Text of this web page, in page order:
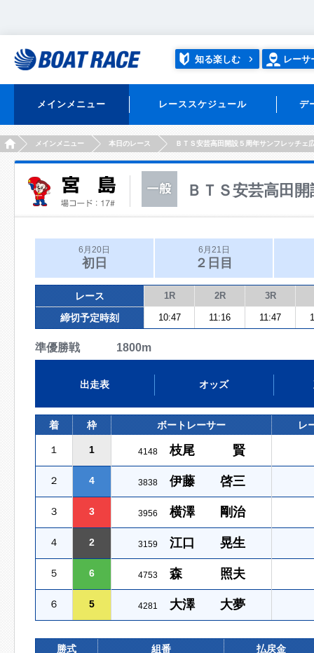
知る楽しむ レーサ
メインメニュー レーススケジュール デ
HOMEメインメニュー 本日のレース ＢＴＳ安芸高田開設５周年サンフレッチェ
ＢＴＳ安芸高田
6月20日
初日
6月21日
２日目
レース 1R 2R 3R
締切予定時刻 10:47 11:16 11:47
準優勝戦 1800m
出走表 オッズ
着 枠 ボートレーサー レ
１ 1 4148 枝尾 賢
２ 4 3838 伊藤 啓三
３ 3 3956 横澤 剛治
４ 2 3159 江口 晃生
５ 6 4753 森 照夫
６ 5 4281 大澤 大夢
勝式 組番 払戻金